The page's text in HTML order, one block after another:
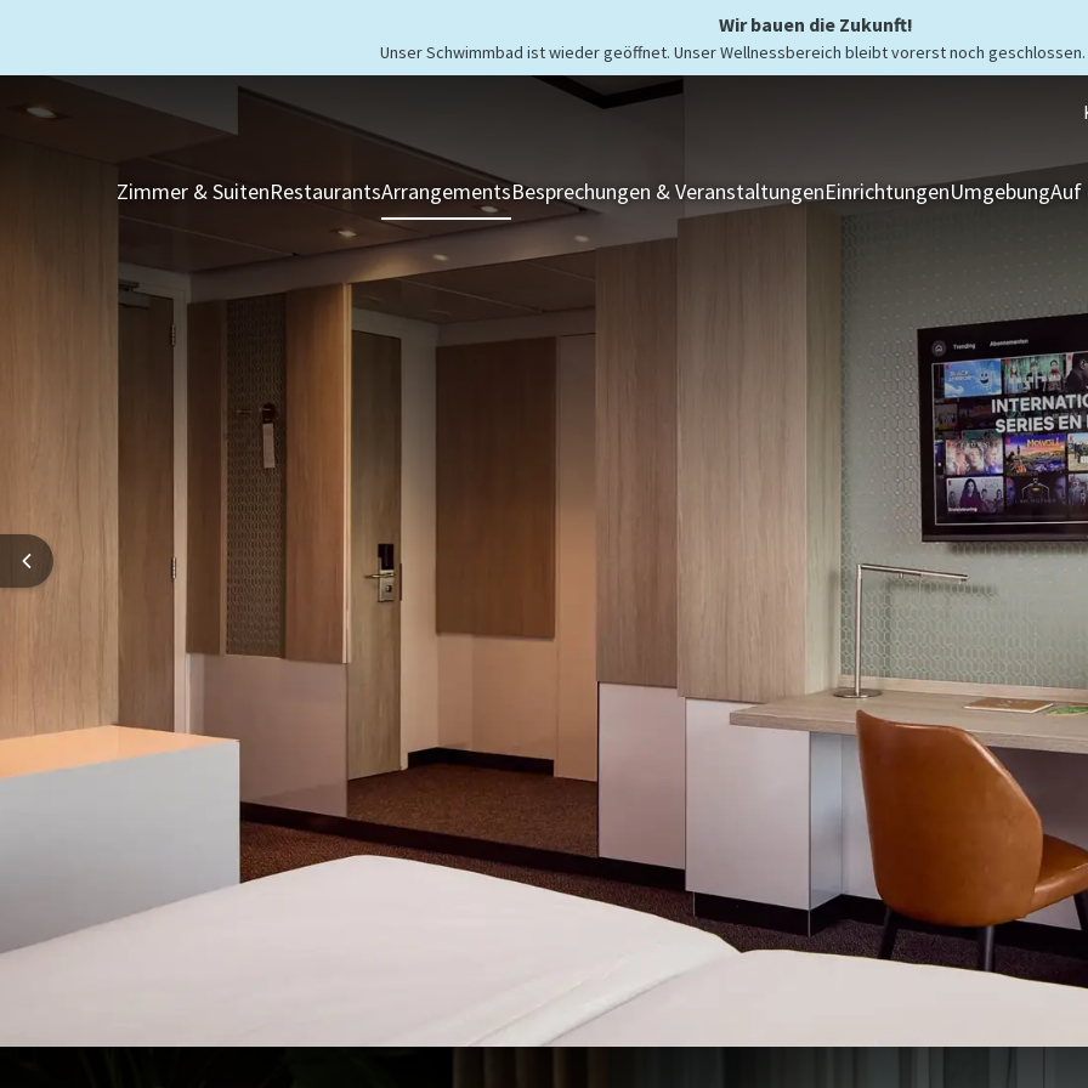
Wir bauen die Zukunft!
Unser Schwimmbad ist wieder geöffnet. Unser Wellnessbereich bleibt vorerst noch geschlossen.
Zimmer & SuitenRestaurantsArrangementsBesprechungen & VeranstaltungenEinrichtungenUmgebungAuf